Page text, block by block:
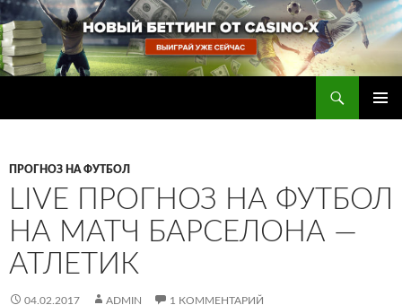
Перейти
к
содержимому
ПРОГНОЗ НА ФУТБОЛ
LIVE ПРОГНОЗ НА ФУТБОЛ
НА МАТЧ БАРСЕЛОНА —
АТЛЕТИК
04.02.2017 ADMIN 1 КОММЕНТАРИЙ